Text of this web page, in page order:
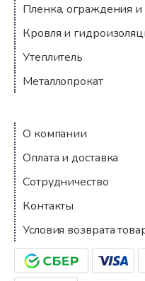
Пленка, ограждения и
Кровля и
Утеплитель
Металлопрокат
Компания
О компании
Оплата и доставка
Сотрудничество
Контакты
Условия возврата